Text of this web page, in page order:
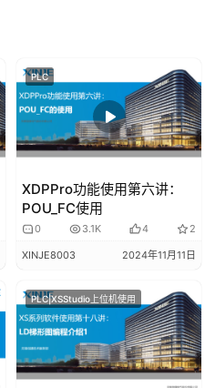
PLC
XDPPro功能使用第六讲：
POU_FC使用
0 3.1K 4 2
XINJE8003 2024年11月11日
PLC|XSStudio上位机使用